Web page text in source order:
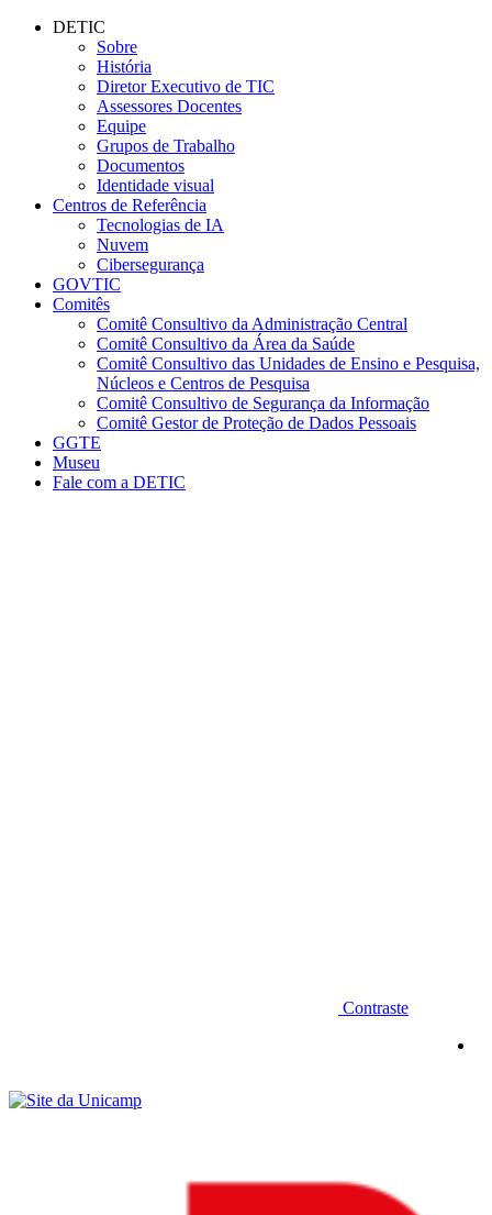
Conteúdo principal
DETIC
Sobre
História
Diretor Executivo de TIC
Assessores Docentes
Equipe
Grupos de Trabalho
Documentos
Identidade visual
Centros de Referência
Tecnologias de IA
Nuvem
Cibersegurança
GOVTIC
Comitês
Comitê Consultivo da Administração Central
Comitê Consultivo da Área da Saúde
Comitê Consultivo das Unidades de Ensino e Pesquisa,
Núcleos e Centros de Pesquisa
Comitê Consultivo de Segurança da Informação
Comitê Gestor de Proteção de Dados Pessoais
GGTE
Museu
Fale com a DETIC
Contraste